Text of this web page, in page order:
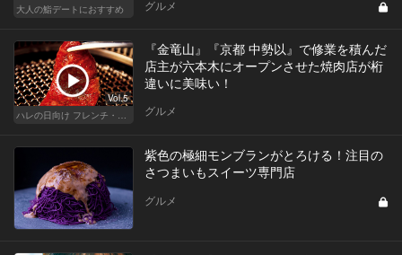
大人の鮨デートにおすすめ グルメ
Vol.5
ハレの日向け フレンチ・高級店
『金竜山』『京都 中勢以』で修業を積んだ
店主が六本木にオープンさせた焼肉店が桁
違いに美味い！
グルメ
紫色の極細モンブランがとろける！注目の
さつまいもスイーツ専門店
グルメ